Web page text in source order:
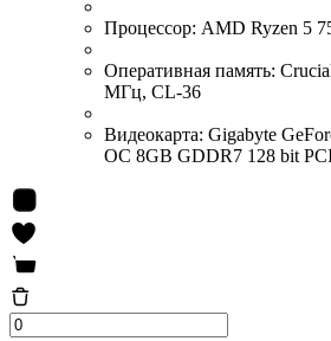
Процессор: AMD Ryzen 5
Оперативная память:
МГц, CL-36
Видеокарта: Gigabyte
OC 8GB GDDR7 128 bit